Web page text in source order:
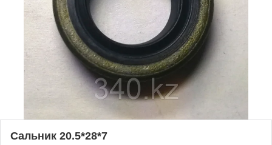
Сальник 20.5*28*7